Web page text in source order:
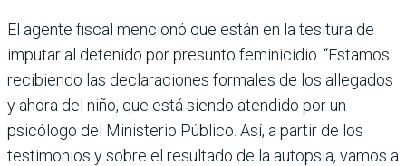
El agente fiscal mencionó que están en la tesitura de
imputar al detenido por presunto feminicidio. “Estamos
recibiendo las declaraciones formales de los allegados
y ahora del niño, que está siendo atendido por un
psicólogo del Ministerio Público. Así, a partir de los
testimonios y sobre el resultado de la autopsia, vamos a